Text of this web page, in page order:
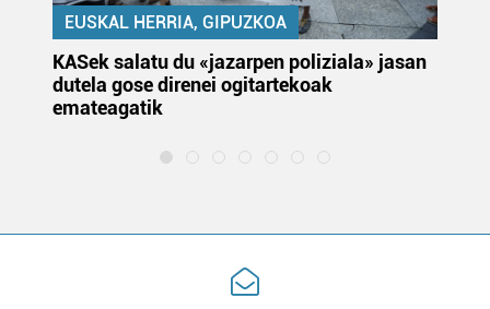
EUSKAL HERRIA, GIPUZKOA
KASek salatu du «jazarpen poliziala» jasan
dutela gose direnei ogitartekoak
emateagatik